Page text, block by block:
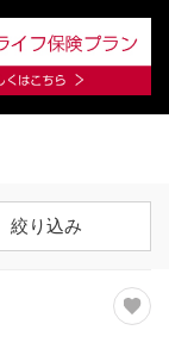
絞り込み